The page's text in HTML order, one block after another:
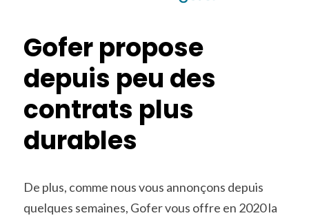
Gofer propose
depuis peu des
contrats plus
durables
De plus, comme nous vous annonçons depuis
quelques semaines, Gofer vous offre en 2020 la